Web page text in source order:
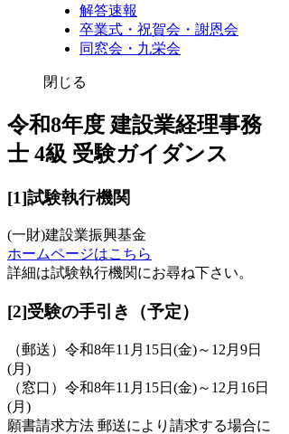
解答速報
卒業式・祝賀会・謝恩会
同窓会・九栄会
閉じる
令和8年度 建設業経理事務
士 4級 受験ガイダンス
[1]試験執行機関
(一財)建設業振興基金
ホームページはこちら
詳細は試験執行機関にお尋ね下さい。
[2]受験の手引き（予定）
（郵送）令和8年11月15日(金)～12月9日
(月)
（窓口）令和8年11月15日(金)～12月16日
(月)
願書請求方法 郵送により請求する場合に